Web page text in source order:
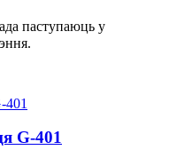
паступаюць у
G-401